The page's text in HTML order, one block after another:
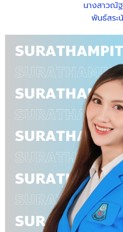
นางสาวณั
พันธ์สระ